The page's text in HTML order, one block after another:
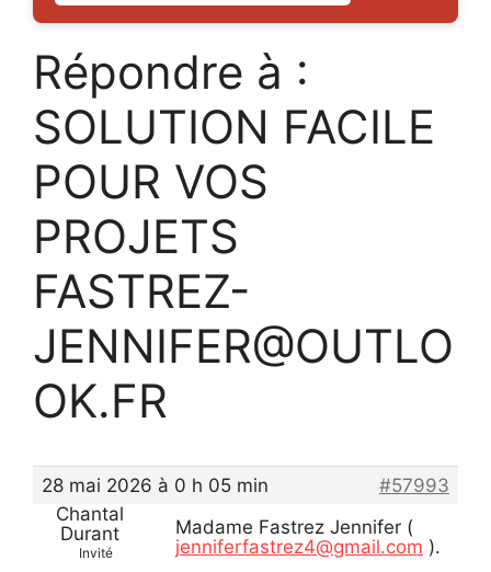
Répondre à :
SOLUTION FACILE
POUR VOS
PROJETS
FASTREZ-
JENNIFER@OUTLO
OK.FR
28 mai 2026 à 0 h 05 min
#57993
Chantal
Durant
Invité
Madame Fastrez Jennifer (
jenniferfastrez4@gmail.com ).